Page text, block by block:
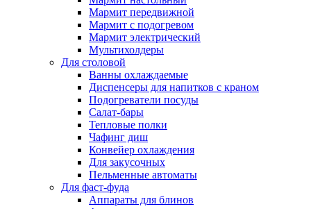
Мармит передвижной
Мармит с подогревом
Мармит электрический
Мультихолдеры
Для столовой
Ванны охлаждаемые
Диспенсеры для напитков с краном
Подогреватели посуды
Салат-бары
Тепловые полки
Чафинг диш
Конвейер охлаждения
Для закусочных
Пельменные автоматы
Для фаст-фуда
Аппараты для блинов